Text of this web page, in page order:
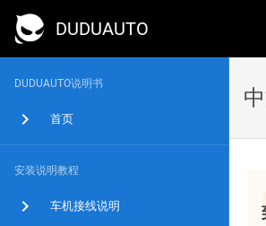
DUDUAUTO
DUDUAUTO说明书
首页
安装说明教程
车机接线说明